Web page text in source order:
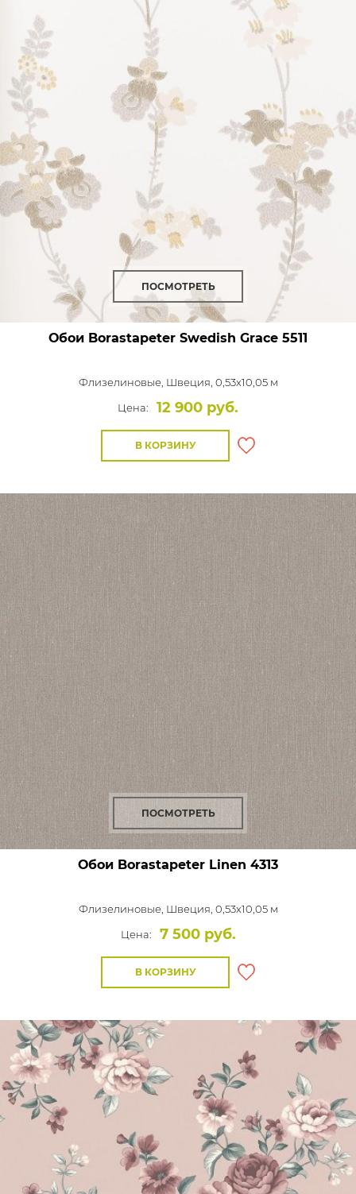
ПОСМОТРЕТЬ
Обои Borastapeter Swedish Grace 5511
Флизелиновые, Швеция, 0,53x10,05 м
Цена:
12 900 руб.
В КОРЗИНУ
ПОСМОТРЕТЬ
Обои Borastapeter Linen 4313
Флизелиновые, Швеция, 0,53x10,05 м
Цена:
7 500 руб.
В КОРЗИНУ